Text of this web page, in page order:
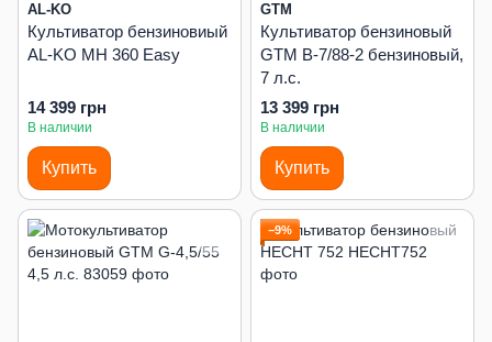
AL-KO
Культиватор бензиновиый
AL-KO MH 360 Easy
14 399 грн
В наличии
Купить
GTM
Культиватор бензиновый
GTM B-7/88-2 бензиновый,
7 л.с.
13 399 грн
В наличии
Купить
−9%